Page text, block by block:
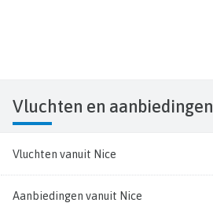
Vluchten en aanbiedingen
Vluchten vanuit Nice
Aanbiedingen vanuit Nice